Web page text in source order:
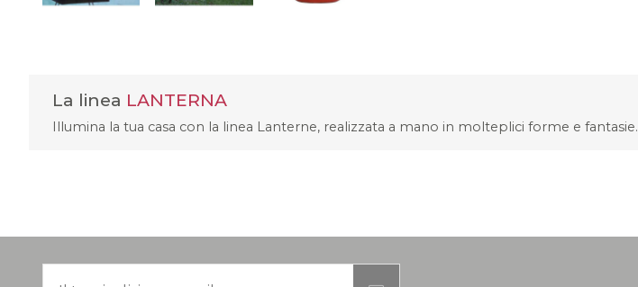
La linea LANTERNA
Illumina la tua casa con la linea Lanterne, realizzata a mano in molteplici forme e fantasie.